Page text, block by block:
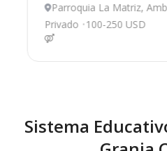
Parroquia La Matriz,
Privado
100-250 USD
Sistema